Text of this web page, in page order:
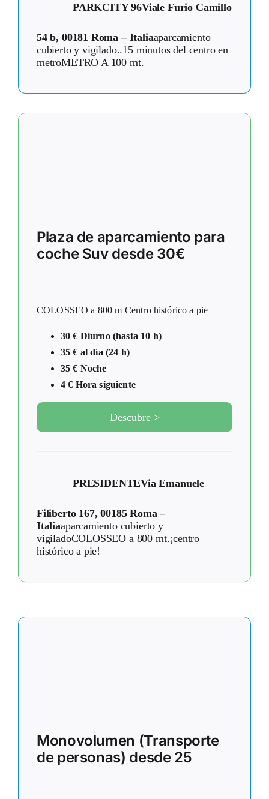
PARKCITY 96Viale Furio Camillo
54 b, 00181 Roma – Italiaaparcamiento
cubierto y vigilado..15 minutos del centro en
metroMETRO A 100 mt.
Plaza de aparcamiento para
coche Suv desde 30€
COLOSSEO a 800 m Centro histórico a pie
30 € Diurno (hasta 10 h)
35 € al día (24 h)
35 € Noche
4 € Hora siguiente
Descubre >
PRESIDENTEVia Emanuele
Filiberto 167, 00185 Roma –
Italiaaparcamiento cubierto y
vigiladoCOLOSSEO a 800 mt.¡centro
histórico a pie!
Monovolumen (Transporte
de personas) desde 25